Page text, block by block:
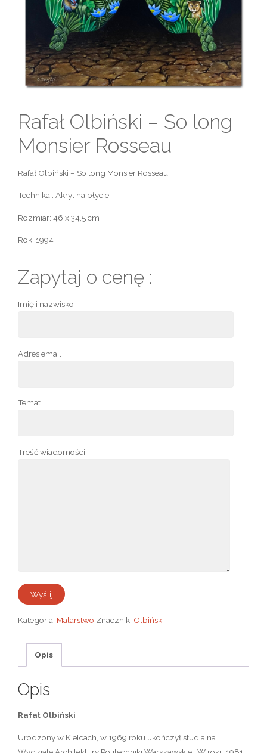
Rafał Olbiński – So long
Monsier Rosseau
Rafał Olbiński – So long Monsier Rosseau
Technika : Akryl na płycie
Rozmiar: 46 x 34,5 cm
Rok: 1994
Zapytaj o cenę :
Imię i nazwisko
Adres email
Temat
Treść wiadomości
Kategoria: Malarstwo Znacznik: Olbiński
Opis
Opis
Rafał Olbiński
Urodzony w Kielcach, w 1969 roku ukończył studia na